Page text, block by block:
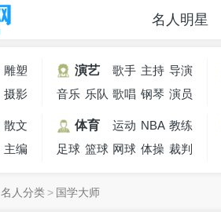
名人明星
雕塑
家
摄影
家
演艺 歌手 主持
人
导演
音乐
家
乐队 歌唱
家
钢琴 演员
散文
作家
主编
体育
运动
员
NBA 教练
足球 篮球 网球 体操 裁判
名人分类 > 国学大师